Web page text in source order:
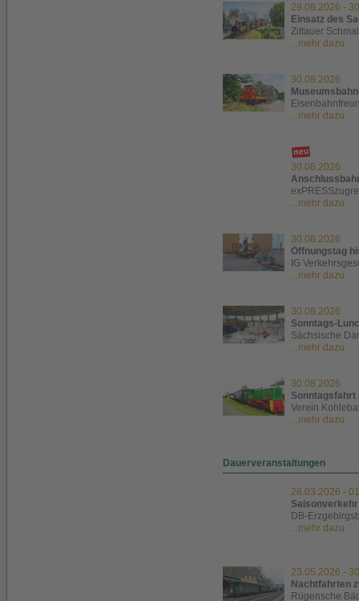
29.08.2026 -
Einsatz des
Zittauer
...mehr dazu
30.08.2026
...mehr dazu
30.08.2026
...mehr dazu
30.08.2026
Öffnungstag
IG
...mehr dazu
30.08.2026
Sonntags-
Sächsische
...mehr dazu
30.08.2026
Verein
...mehr dazu
Dauerveranstaltungen
28.03.2026 -
DB-
...mehr dazu
23.05.2026 -
Nachtfahrten
Rügensche